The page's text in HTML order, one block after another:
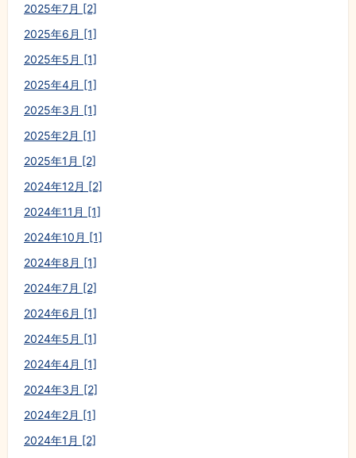
2025年7月 [2]
2025年6月 [1]
2025年5月 [1]
2025年4月 [1]
2025年3月 [1]
2025年2月 [1]
2025年1月 [2]
2024年12月 [2]
2024年11月 [1]
2024年10月 [1]
2024年8月 [1]
2024年7月 [2]
2024年6月 [1]
2024年5月 [1]
2024年4月 [1]
2024年3月 [2]
2024年2月 [1]
2024年1月 [2]